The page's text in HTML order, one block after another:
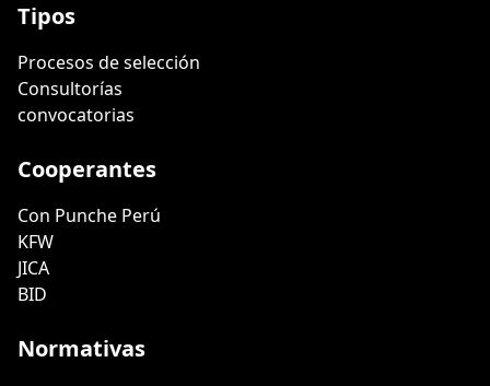
Tipos
Procesos de selección
Consultorías
convocatorias
Cooperantes
Con Punche Perú
KFW
JICA
BID
Normativas